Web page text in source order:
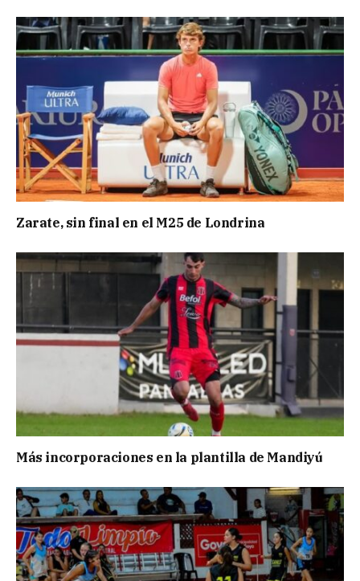
Zarate, sin final en el M25 de Londrina
Más incorporaciones en la plantilla de Mandiyú